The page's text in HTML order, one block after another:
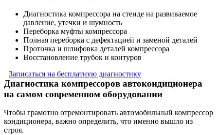
Диагностика компрессора на стенде на развиваемое
давление, утечки и шумность
Переборка муфты компрессора
Полная переборка с дефектацией и заменой деталей
Проточка и шлифовка деталей компрессора
Восстановление трубок и контуров
Записаться на бесплатную диагностику
Диагностика компрессоров автокондиционера
на самом современном оборудовании
Чтобы грамотно отремонтировать автомобильный компрессор
кондиционера, важно определить, что именно вышло из
строя.